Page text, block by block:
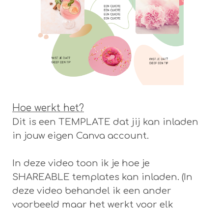
Hoe werkt het?
Dit is een TEMPLATE dat jij kan inladen
in jouw eigen Canva account.
In deze video toon ik je hoe je
SHAREABLE templates kan inladen. (In
deze video behandel ik een ander
voorbeeld maar het werkt voor elk